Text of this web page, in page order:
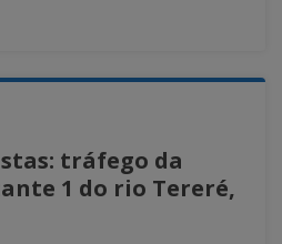
tráfego da
1 do rio Tereré,